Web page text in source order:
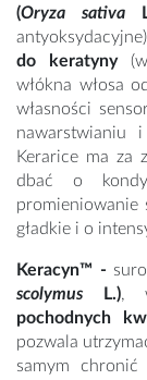
(Oryza sativa
do keratyny
włókna włosa
własności
nawarstwianiu
Kerarice ma za
dbać o
promieniowanie
gładkie i o
Keracyn™ -
scolymus
L.),
pochodnych
pozwala
samym